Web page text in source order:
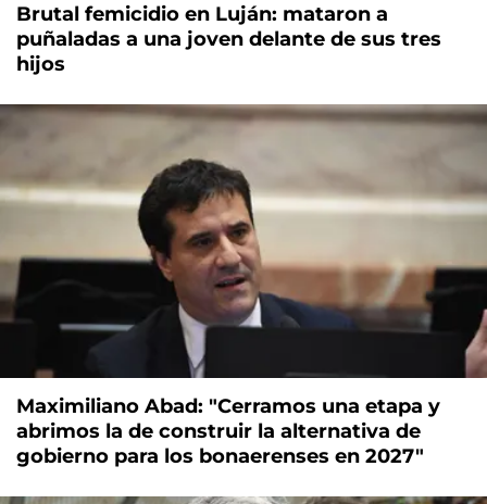
Brutal femicidio en Luján: mataron a
puñaladas a una joven delante de sus tres
hijos
Maximiliano Abad: "Cerramos una etapa y
abrimos la de construir la alternativa de
gobierno para los bonaerenses en 2027"